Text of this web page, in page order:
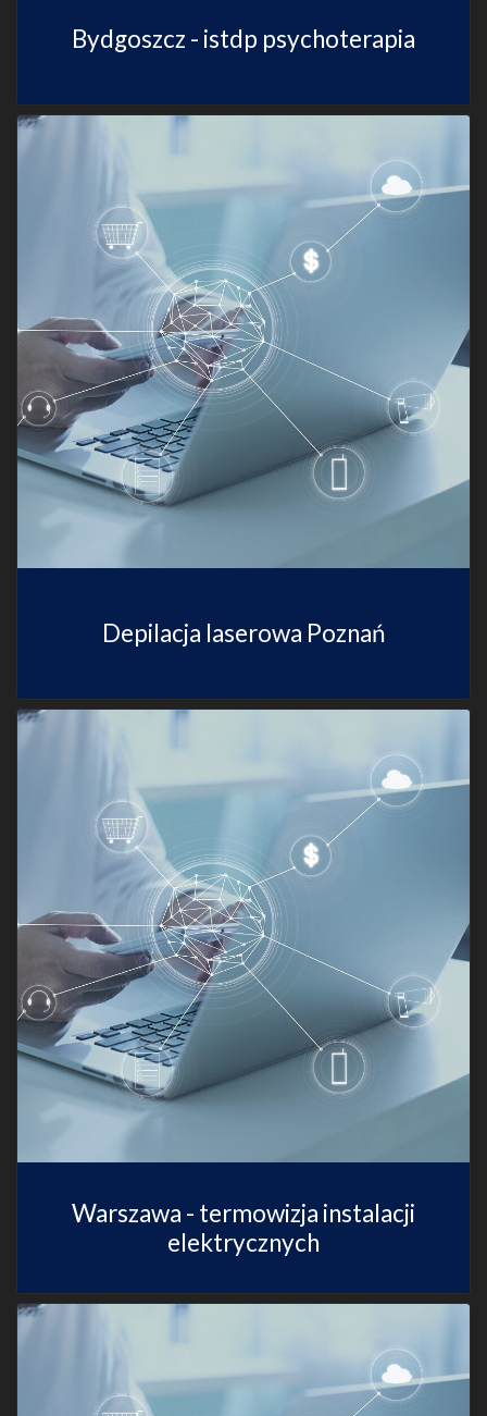
Bydgoszcz - istdp psychoterapia
Depilacja laserowa Poznań
Warszawa - termowizja instalacji
elektrycznych